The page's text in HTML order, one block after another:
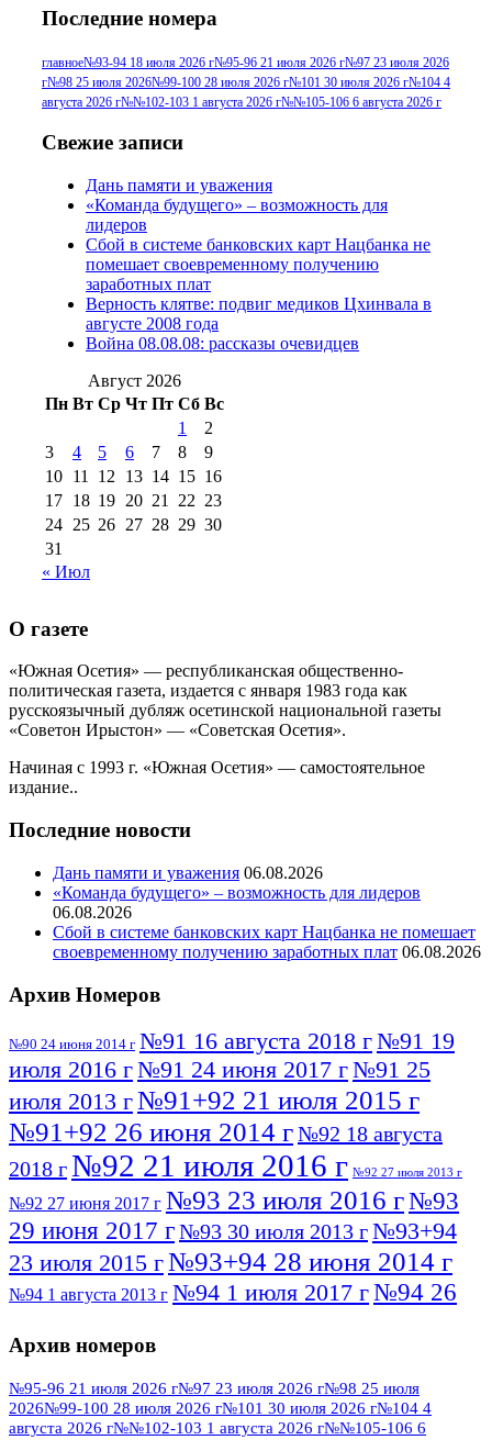
июля 2017 г(11)№96 9 августа 2012
г(13) №96 28 июля 2015 г(9) №96+97 3
июля 2014 г(10)№96+97 30 июля
июля 2017 г
2012 г(15)№97 30 июля 2015 г
(15)№98 1 августа 2015 г
августа 2016 г(10)№98 5 июля 2014 г(10)
№98 8 августа 2013 г
августа 2012 г(14)
2017 г(9)
№99 4 августа
2016 г(12) №99 8 июля 2014 г
августа 2012 г(11)
августа 2013 г
(12)
Последние номера
главное№93-94 18 июля 2026 г№95-96 21 июля 2026 г№97 23 июля 2026
г№98 25 июля 2026№99-100 28 июля 2026 г№101 30 июля 2026 г№104 4
августа 2026 г№№102-103 1 августа 2026 г№№105-106 6 августа 2026 г
Свежие записи
Дань памяти и уважения
«Команда будущего» – возможность для
лидеров
Сбой в системе банковских карт Нацбанка не
помешает своевременному получению
заработных плат
Верность клятве: подвиг медиков Цхинвала в
августе 2008 года
Война 08.08.08: рассказы очевидцев
Август 2026
Пн Вт Ср Чт Пт Сб Вс
1
2
3
4 5 6 7 8
9
10 11 12 13 14 15 16
17 18 19 20 21 22 23
24 25 26 27 28 29 30
31
« Июл
О газете
«Южная Осетия» — республиканская общественно-
политическая газета, издается с января 1983 года как
русскоязычный дубляж осетинской национальной газеты
«Советон Ирыстон» — «Советская Осетия».
Начиная с 1993 г. «Южная Осетия» — самостоятельное
издание..
Последние новости
Дань памяти и уважения 06.08.2026
«Команда будущего» – возможность для лидеров
06.08.2026
Сбой в системе банковских карт Нацбанка не помешает
своевременному получению заработных плат 06.08.2026
Архив Номеров
№90 24 июня 2014 г №91 16 августа 2018 г№91 19
июля 2016 г№91 24 июня 2017 г№91 25
июля 2013 г№91+92 21 июля 2015 г
№91+92 26 июня 2014 г№92 18 августа
2018 г№92 21 июля 2016 г №92 27 июля 2013 г
№92 27 июня 2017 г №93 23 июля 2016 г№93
29 июня 2017 г№93 30 июля 2013 г№93+94
23 июля 2015 г№93+94 28 июня 2014 г
№94 1 августа 2013 г №94 1 июля 2017 г№94 26
№95 7 августа 2012 г
№95 28 июля 2016 г№95+96 3 августа
2013 г№96 6 июля 2017 г№96 9 августа
Архив номеров
№95-96 21 июля 2026 г№97 23 июля 2026 г№98 25 июля
2026№99-100 28 июля 2026 г№101 30 июля 2026 г№104 4
августа 2026 г№№102-103 1 августа 2026 г№№105-106 6